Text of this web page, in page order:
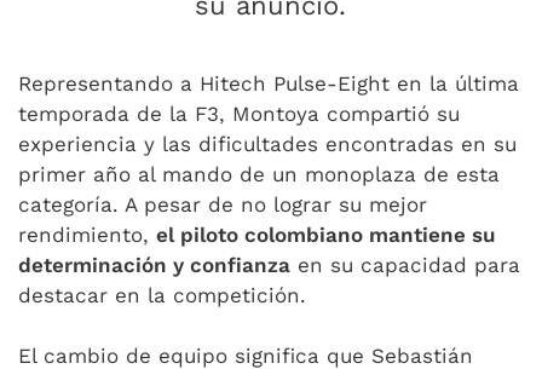
Representando a Hitech Pulse-Eight en la última
temporada de la F3, Montoya compartió su
experiencia y las dificultades encontradas en su
primer año al mando de un monoplaza de esta
categoría. A pesar de no lograr su mejor
rendimiento, el piloto colombiano mantiene su
determinación y confianza en su capacidad para
destacar en la competición.
El cambio de equipo significa que Sebastián